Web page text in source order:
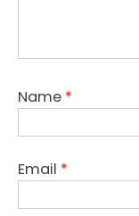
Name *
Email *